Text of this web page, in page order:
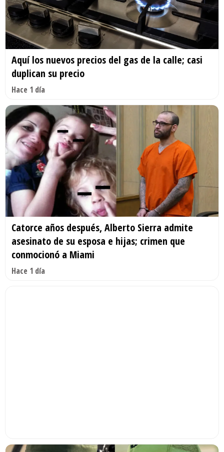
Aquí los nuevos precios del gas de la calle; casi
duplican su precio
Hace 1 día
Catorce años después, Alberto Sierra admite
asesinato de su esposa e hijas; crimen que
conmocionó a Miami
Hace 1 día